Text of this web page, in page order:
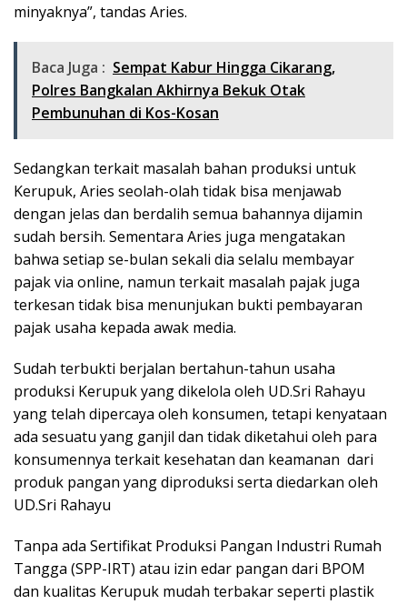
minyaknya”, tandas Aries.
Baca Juga : Sempat Kabur Hingga Cikarang,
Polres Bangkalan Akhirnya Bekuk Otak
Pembunuhan di Kos-Kosan
Sedangkan terkait masalah bahan produksi untuk
Kerupuk, Aries seolah-olah tidak bisa menjawab
dengan jelas dan berdalih semua bahannya dijamin
sudah bersih. Sementara Aries juga mengatakan
bahwa setiap se-bulan sekali dia selalu membayar
pajak via online, namun terkait masalah pajak juga
terkesan tidak bisa menunjukan bukti pembayaran
pajak usaha kepada awak media.
Sudah terbukti berjalan bertahun-tahun usaha
produksi Kerupuk yang dikelola oleh UD.Sri Rahayu
yang telah dipercaya oleh konsumen, tetapi kenyataan
ada sesuatu yang ganjil dan tidak diketahui oleh para
konsumennya terkait kesehatan dan keamanan dari
produk pangan yang diproduksi serta diedarkan oleh
UD.Sri Rahayu
Tanpa ada Sertifikat Produksi Pangan Industri Rumah
Tangga (SPP-IRT) atau izin edar pangan dari BPOM
dan kualitas Kerupuk mudah terbakar seperti plastik